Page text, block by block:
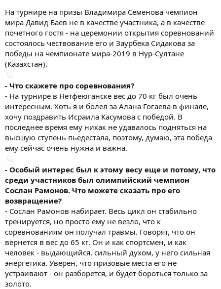
На турнире на призы Владимира Семенова чемпион
мира Давид Баев не в качестве участника, а в качестве
почетного гостя - на церемонии открытия соревнований
состоялось чествование его и Заурбека Сидакова за
победы на чемпионате мира-2019 в Нур-Султане
(Казахстан).
- Что скажете про соревнования?
- На турнире в Нетфеюганске вес до 70 кг был очень
интересным. Хоть я и болел за Алана Гогаева в финале,
хочу поздравить Исраила Касумова с победой. В
последнее время ему никак не удавалось подняться на
высшую ступень пьедестала, поэтому, думаю, эта победа
ему сейчас очень нужна и важна.
- Особый интерес был к этому весу еще и потому, что
среди участников был олимпийский чемпион
Сослан Рамонов. Что можете сказать про его
возвращение?
- Сослан Рамонов набирает. Весь цикл он стабильно
тренируется, но просто ему не везло, что к
соревнованиям он получал травмы. Говорят, что он
вернется в вес до 65 кг. Он и как спортсмен, и как
человек - выдающийся, сильный духом, у него сильная
энергетика. Уверен, что призовые места его не
устраивают - он разборется, и будет бороться только за
золото.